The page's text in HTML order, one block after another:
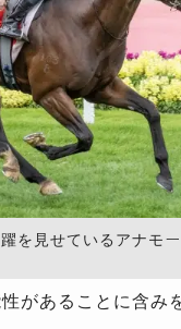
を見せているアナモー
があることに含み